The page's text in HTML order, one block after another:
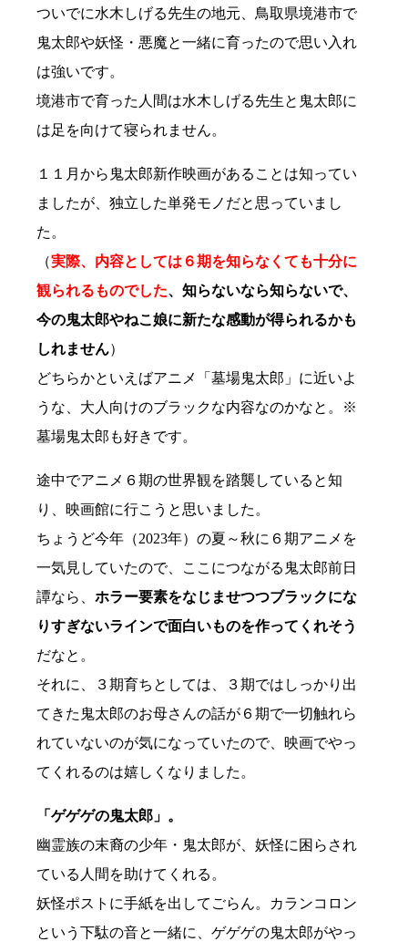
ついでに水木しげる先生の地元、鳥取県境港市で
鬼太郎や妖怪・悪魔と一緒に育ったので思い入れ
は強いです。
境港市で育った人間は水木しげる先生と鬼太郎に
は足を向けて寝られません。
１１月から鬼太郎新作映画があることは知ってい
ましたが、独立した単発モノだと思っていまし
た。
（実際、内容としては６期を知らなくても十分に
観られるものでした、知らないなら知らないで、
今の鬼太郎やねこ娘に新たな感動が得られるかも
しれません）
どちらかといえばアニメ「墓場鬼太郎」に近いよ
うな、大人向けのブラックな内容なのかなと。※
墓場鬼太郎も好きです。
途中でアニメ６期の世界観を踏襲していると知
り、映画館に行こうと思いました。
ちょうど今年（2023年）の夏～秋に６期アニメを
一気見していたので、ここにつながる鬼太郎前日
譚なら、ホラー要素をなじませつつブラックにな
りすぎないラインで面白いものを作ってくれそう
だなと。
それに、３期育ちとしては、３期ではしっかり出
てきた鬼太郎のお母さんの話が６期で一切触れら
れていないのが気になっていたので、映画でやっ
てくれるのは嬉しくなりました。
「ゲゲゲの鬼太郎」。
幽霊族の末裔の少年・鬼太郎が、妖怪に困らされ
ている人間を助けてくれる。
妖怪ポストに手紙を出してごらん。カランコロン
という下駄の音と一緒に、ゲゲゲの鬼太郎がやっ